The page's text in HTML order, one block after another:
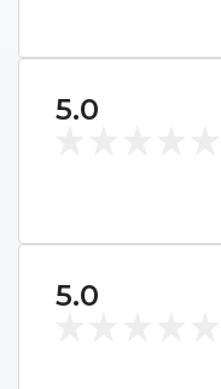
5.0
5.0